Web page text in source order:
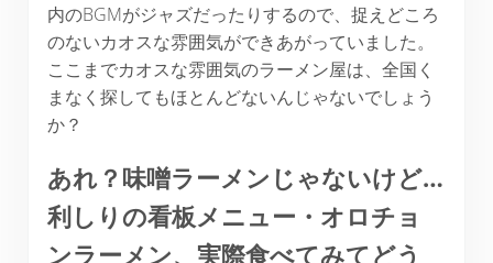
内のBGMがジャズだったりするので、捉えどころ
のないカオスな雰囲気ができあがっていました。
ここまでカオスな雰囲気のラーメン屋は、全国く
まなく探してもほとんどないんじゃないでしょう
か？
あれ？味噌ラーメンじゃないけど…
利しりの看板メニュー・オロチョ
ンラーメン、実際食べてみてどう